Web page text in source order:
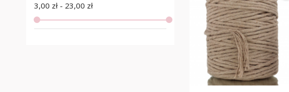
3,00 zł - 23,00 zł